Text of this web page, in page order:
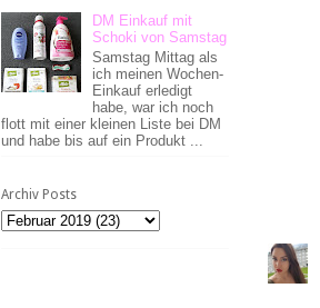
DM Einkauf mit
Schoki von Samstag
Samstag Mittag als
ich meinen Wochen-
Einkauf erledigt
habe, war ich noch
flott mit einer kleinen Liste bei DM
und habe bis auf ein Produkt ...
Archiv Posts